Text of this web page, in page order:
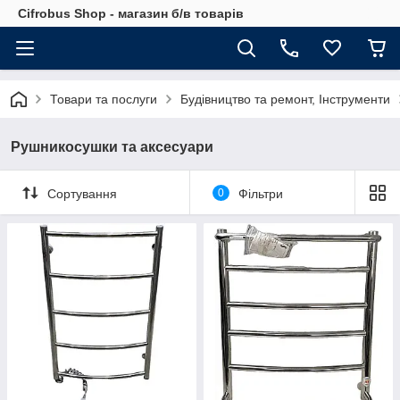
Cifrobus Shop - магазин б/в товарів
Товари та послуги Будівництво та ремонт, Інструменти
Рушникосушки та аксесуари
Сортування 0 Фільтри